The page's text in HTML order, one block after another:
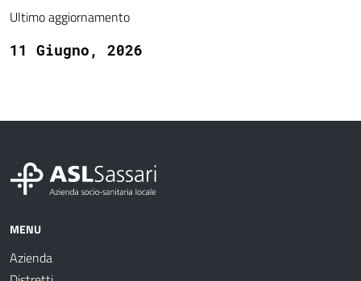
Ultimo aggiornamento
11 Giugno, 2026
MENU
Azienda